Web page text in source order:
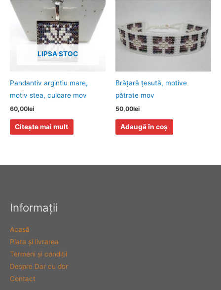
LIPSA STOC
Pandantiv argintiu mare,
motiv stea, culoare mov
60,00lei
Citește mai mult
Brăţară ţesută, motive
pătrate mov
50,00lei
Adaugă în coș
Informaţii
Acasă
Plata şi livrarea
Termeni şi condiţii
Despre Dar cu dor
Contact